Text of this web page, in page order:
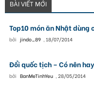
BÀI VIẾT MỚI
Top10 món ăn Nhật
bởi jindo_89 , 18/07/2014
Đổi quốc tịch – Có nên
bởi BanMeTinhYeu , 28/05/2014